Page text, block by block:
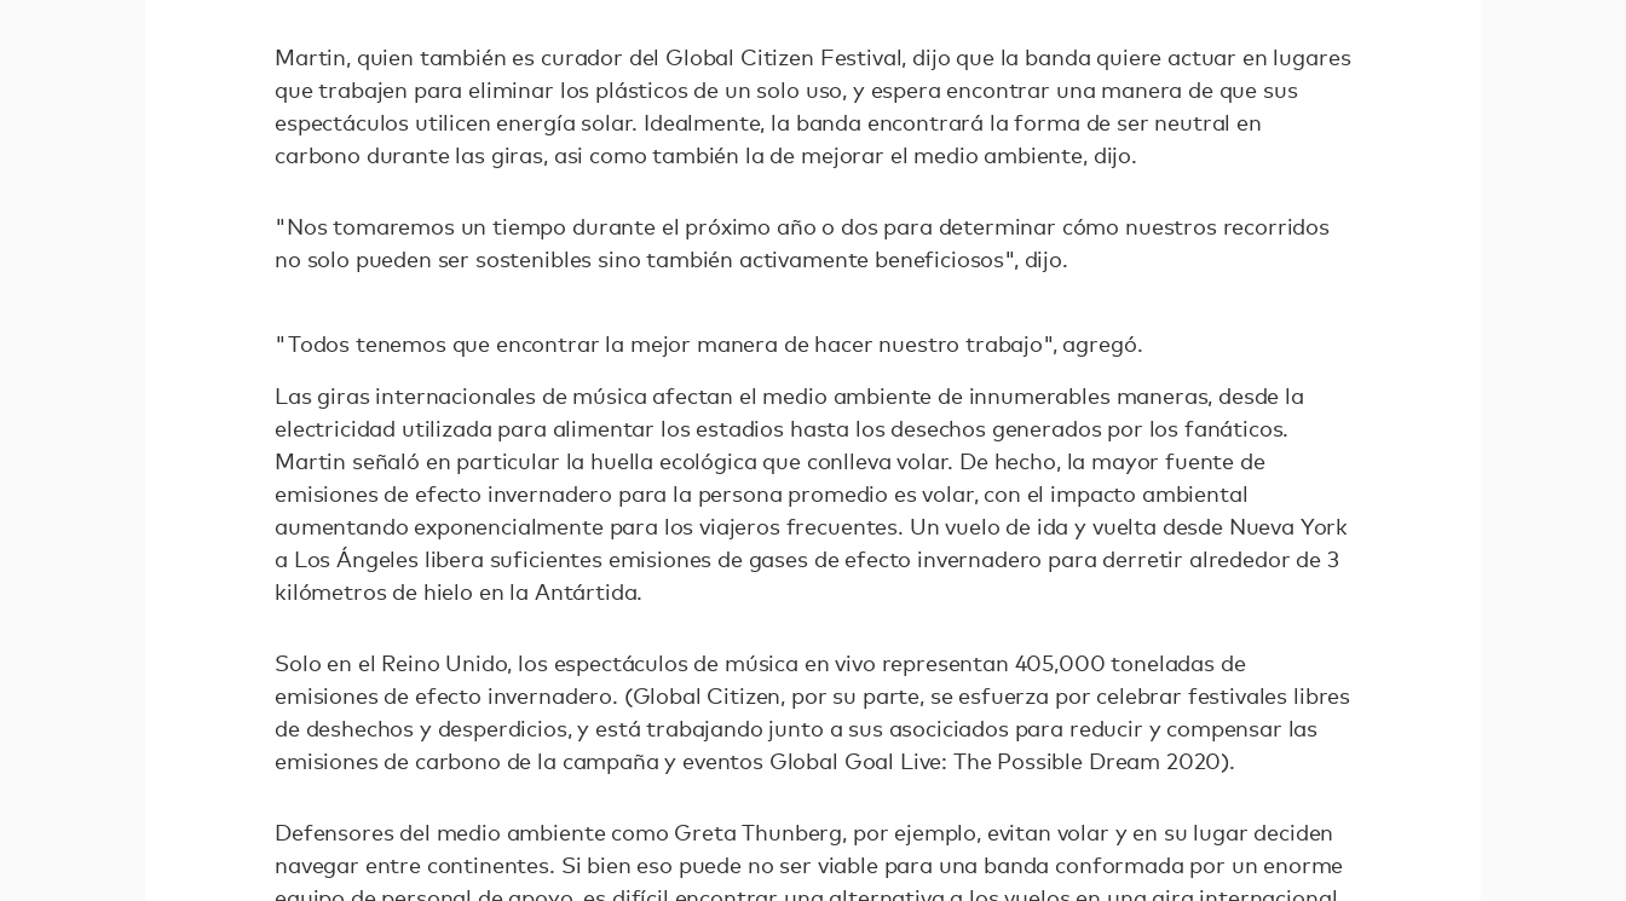
Martin, quien también es curador del Global Citizen Festival, dijo que la banda quiere actuar en lugares
que trabajen para eliminar los plásticos de un solo uso, y espera encontrar una manera de que sus
espectáculos utilicen energía solar. Idealmente, la banda encontrará la forma de ser neutral en
carbono durante las giras, asi como también la de mejorar el medio ambiente, dijo.
"Nos tomaremos un tiempo durante el próximo año o dos para determinar cómo nuestros recorridos
no solo pueden ser sostenibles sino también activamente beneficiosos", dijo.
"Todos tenemos que encontrar la mejor manera de hacer nuestro trabajo", agregó.
Las giras internacionales de música afectan el medio ambiente de innumerables maneras, desde la
electricidad utilizada para alimentar los estadios hasta los desechos generados por los fanáticos.
Martin señaló en particular la huella ecológica que conlleva volar. De hecho, la mayor fuente de
emisiones de efecto invernadero para la persona promedio es volar, con el impacto ambiental
aumentando exponencialmente para los viajeros frecuentes. Un vuelo de ida y vuelta desde Nueva York
a Los Ángeles libera suficientes emisiones de gases de efecto invernadero para derretir alrededor de 3
kilómetros de hielo en la Antártida.
Solo en el Reino Unido, los espectáculos de música en vivo representan 405,000 toneladas de
emisiones de efecto invernadero. (Global Citizen, por su parte, se esfuerza por celebrar festivales libres
de deshechos y desperdicios, y está trabajando junto a sus asociciados para reducir y compensar las
emisiones de carbono de la campaña y eventos Global Goal Live: The Possible Dream 2020).
Defensores del medio ambiente como Greta Thunberg, por ejemplo, evitan volar y en su lugar deciden
navegar entre continentes. Si bien eso puede no ser viable para una banda conformada por un enorme